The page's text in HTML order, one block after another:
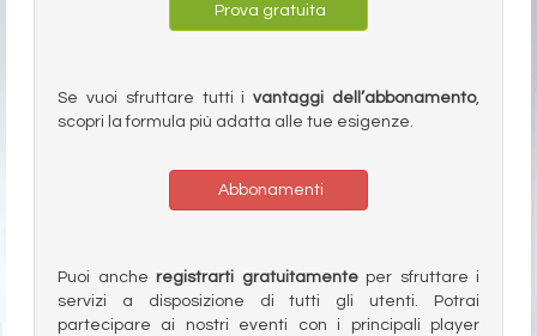
Prova gratuita
Se vuoi sfruttare tutti ivantaggi dell’abbonamento,
scopri la formula più adatta alle tue esigenze.
Abbonamenti
Puoi anche registrarti gratuitamenteper sfruttare i
servizi a disposizione di tutti gli utenti. Potrai
partecipare ai nostri eventi con i principali player